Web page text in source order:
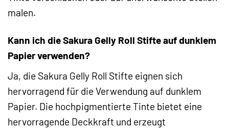
malen.
Kann ich die Sakura Gelly Roll Stifte auf dunklem
Papier verwenden?
Ja, die Sakura Gelly Roll Stifte eignen sich
hervorragend für die Verwendung auf dunklem
Papier. Die hochpigmentierte Tinte bietet eine
hervorragende Deckkraft und erzeugt